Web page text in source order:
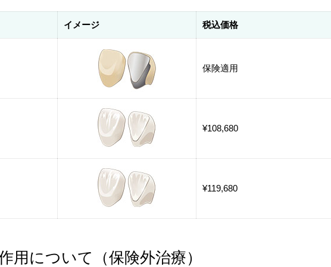
イメージ 税込価格
保険適用
¥108,680
¥119,680
用について（保険外治療）